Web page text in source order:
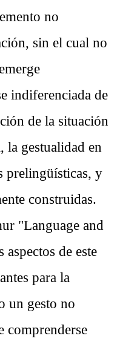
no
sin el cual no
indiferenciada de
de la situación
la gestualidad en
prelingüísticas, y
construidas.
"Language and
aspectos de este
para la
un gesto no
comprenderse